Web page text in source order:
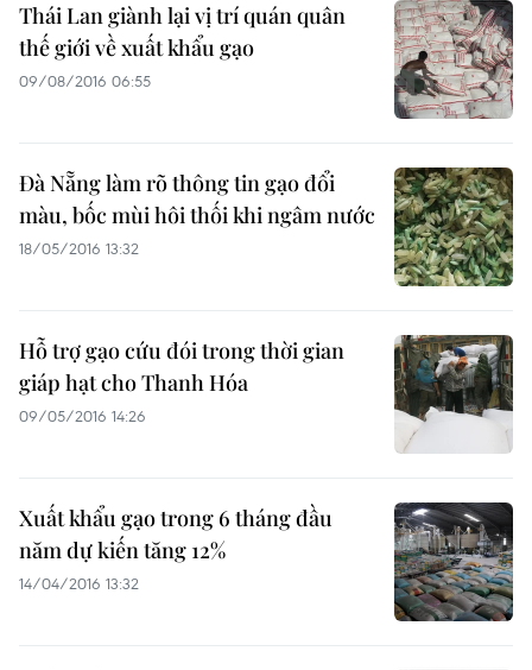
Thái Lan giành lại vị trí quán quân
thế giới về xuất khẩu gạo
09/08/2016 06:55
Đà Nẵng làm rõ thông tin gạo đổi
màu, bốc mùi hôi thối khi ngâm nước
18/05/2016 13:32
Hỗ trợ gạo cứu đói trong thời gian
giáp hạt cho Thanh Hóa
09/05/2016 14:26
Xuất khẩu gạo trong 6 tháng đầu
năm dự kiến tăng 12%
14/04/2016 13:32